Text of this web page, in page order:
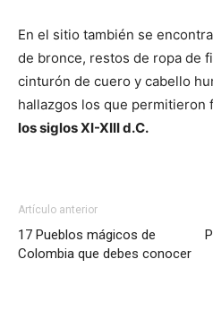
En el sitio también se
de bronce, restos de ropa de
cinturón de cuero y cabello
hallazgos los que permitieron
los siglos XI-XIII d.C.
Artículo anterior
17 Pueblos mágicos de
Colombia que debes conocer